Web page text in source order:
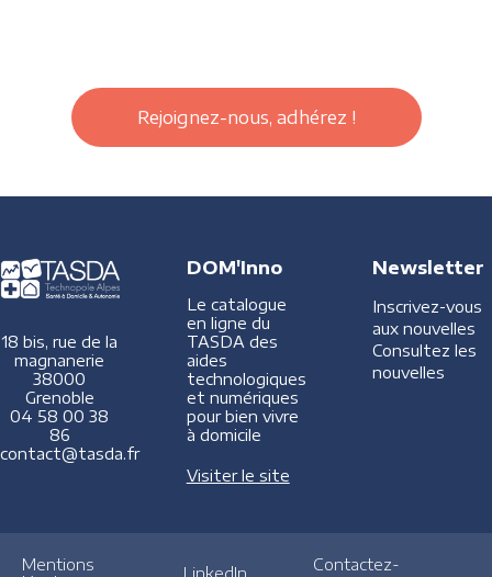
Rejoignez-nous, adhérez !
18 bis, rue de la
magnanerie
38000
Grenoble
04 58 00 38
86
contact@tasda.fr
DOM'Inno
Le catalogue
en ligne du
TASDA des
aides
technologiques
et numériques
pour bien vivre
à domicile
Visiter le site
Newsletter
Inscrivez-vous
aux nouvelles
Consultez les
nouvelles
Mentions
Contactez-